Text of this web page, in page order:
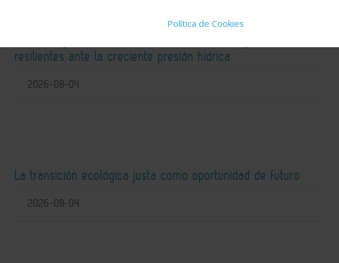
resilientes ante la creciente presión hídrica
2026-08-04
La transición ecológica justa como oportunidad de futuro
2026-08-04
Política de Cookies